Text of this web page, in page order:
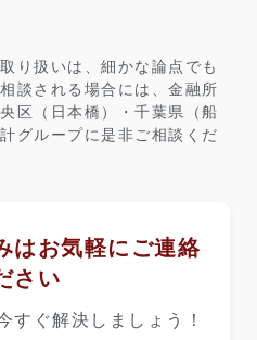
り扱いは、細かな論点でも
談される場合には、金融所
区（日本橋）・千葉県（船
グループに是非ご相談くだ
はお気軽にご連絡
さい
すぐ解決しましょう！